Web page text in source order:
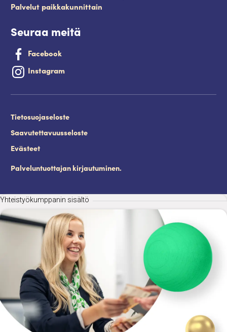
Palvelut paikkakunnittain
Seuraa meitä
Facebook
Instagram
Tietosuojaseloste
Saavutettavuusseloste
Evästeet
Palveluntuottajan kirjautuminen.
Yhteistyökumppanin sisältö